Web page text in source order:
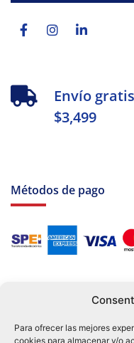
Para ofrecer las mejores
cookies para almacenar y/o
f
Envío
$3,499
Métodos de pago